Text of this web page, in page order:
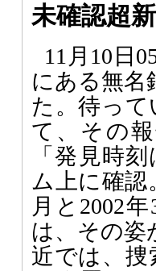
未確認超
11月10日
にある無名
た。待っ
て、その
「発見時
ム上に確認
月と2002
は、その姿
近では、